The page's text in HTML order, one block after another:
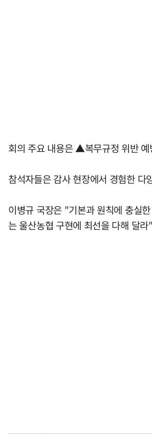
회의 주요 내용은 ▲복무규정 위반
참석자들은 감사 현장에서 경험한
이병규 국장은 "기본과 원칙에 충실
는 울산농협 구현에 최선을 다해 달